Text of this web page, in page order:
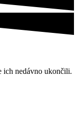
ich nedávno ukončili.